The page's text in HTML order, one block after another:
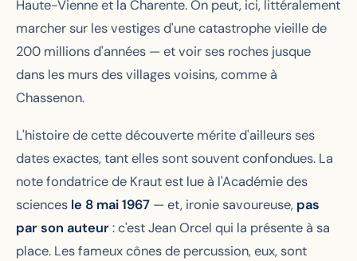
Haute-Vienne et la Charente. On peut, ici, littéralement
marcher sur les vestiges d'une catastrophe vieille de
200 millions d'années — et voir ses roches jusque
dans les murs des villages voisins, comme à
Chassenon.
L'histoire de cette découverte mérite d'ailleurs ses
dates exactes, tant elles sont souvent confondues. La
note fondatrice de Kraut est lue à l'Académie des
sciences le 8 mai 1967 — et, ironie savoureuse, pas
par son auteur: c'est Jean Orcel qui la présente à sa
place. Les fameux cônes de percussion, eux, sont